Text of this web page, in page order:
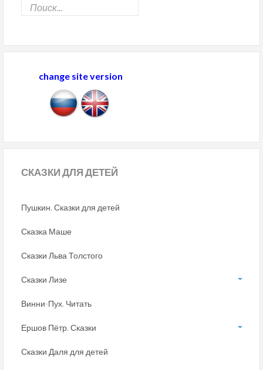
change site version
СКАЗКИДЛЯ ДЕТЕЙ
Пушкин. Сказки для детей
Сказка Маше
Сказки Льва Толстого
Сказки Лизе
Винни-Пух. Читать
Ершов Пётр. Сказки
Сказки Даля для детей